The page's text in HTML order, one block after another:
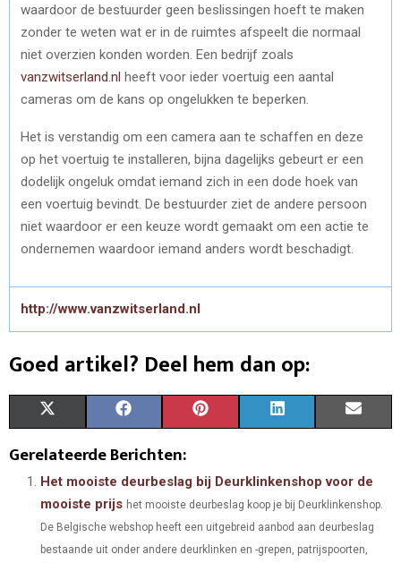
waardoor de bestuurder geen beslissingen hoeft te maken
zonder te weten wat er in de ruimtes afspeelt die normaal
niet overzien konden worden. Een bedrijf zoals
vanzwitserland.nl heeft voor ieder voertuig een aantal
cameras om de kans op ongelukken te beperken.
Het is verstandig om een camera aan te schaffen en deze
op het voertuig te installeren, bijna dagelijks gebeurt er een
dodelijk ongeluk omdat iemand zich in een dode hoek van
een voertuig bevindt. De bestuurder ziet de andere persoon
niet waardoor er een keuze wordt gemaakt om een actie te
ondernemen waardoor iemand anders wordt beschadigt.
http://www.vanzwitserland.nl
Goed artikel? Deel hem dan op:
R
T
W R
C
E
A
R
N
T
A
R
N
K R
A
I
Gerelateerde Berichten:
Het mooiste deurbeslag bij Deurklinkenshop voor de
mooiste prijs het mooiste deurbeslag koop je bij Deurklinkenshop.
De Belgische webshop heeft een uitgebreid aanbod aan deurbeslag
bestaande uit onder andere deurklinken en -grepen, patrijspoorten,